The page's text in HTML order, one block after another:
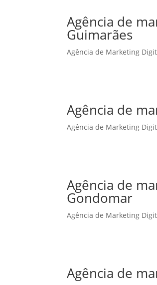
Agência de
Guimarães
Agência de Marketing
Agência de
Agência de Marketing
Agência de
Gondomar
Agência de Marketing
Agência de